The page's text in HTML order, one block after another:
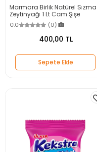
Marmara Birlik Natürel Sızma
Zeytinyağı 1 Lt Cam Şişe
0.0 (0)
400,00 TL
Sepete Ekle